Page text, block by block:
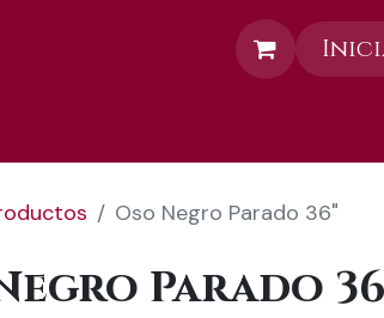
Oso Negro Parado 36"
Parado